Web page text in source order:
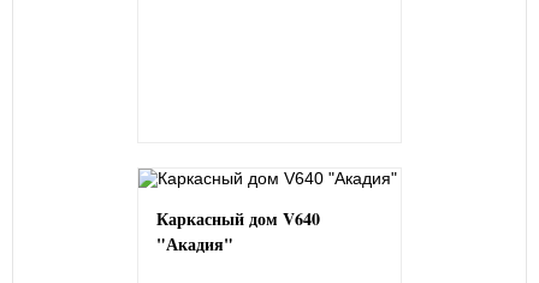
Каркасный дом V640
"Акадия"